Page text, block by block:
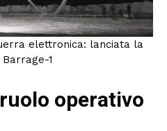
elettronica: lanciata la
1
operativo